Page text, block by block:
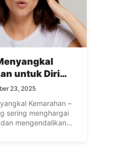
untuk Diri
23, 2025
Kemarahan –
sering menghargai
mengendalikan